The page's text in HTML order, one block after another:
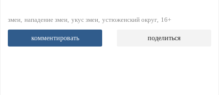
змеи нападение змеи укус змеи устюженский округ 16+
комментировать поделиться